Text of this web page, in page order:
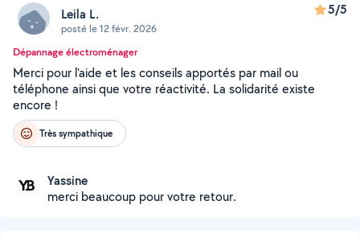
Leila L.
posté le 12 févr. 2026
5/5
Dépannage électroménager
Merci pour l'aide et les conseils apportés par mail ou
téléphone ainsi que votre réactivité. La solidarité existe
encore !
Très sympathique
Yassine
merci beaucoup pour votre retour.